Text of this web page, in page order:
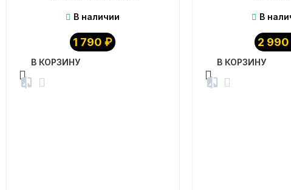
В наличии
1 790₽
В КОРЗИНУ
В
2 990
В КОРЗИНУ